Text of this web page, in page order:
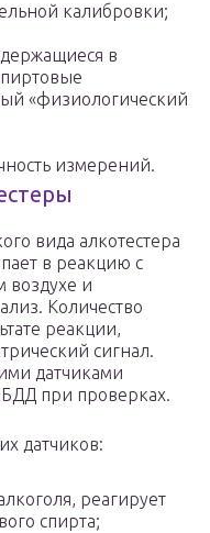
калибровки;
в
«физиологический
измерений.
вида алкотестера
в реакцию с
воздухе и
Количество
реакции,
сигнал.
датчиками
при проверках.
датчиков:
реагирует
спирта;